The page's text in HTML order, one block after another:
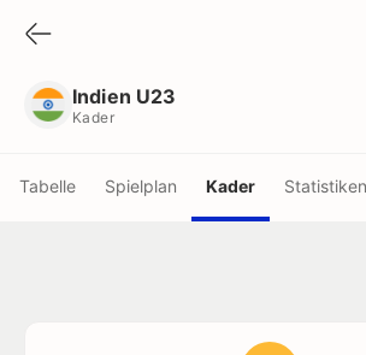
Indien U23
Kader
Tabelle Spielplan Kader Statistiken